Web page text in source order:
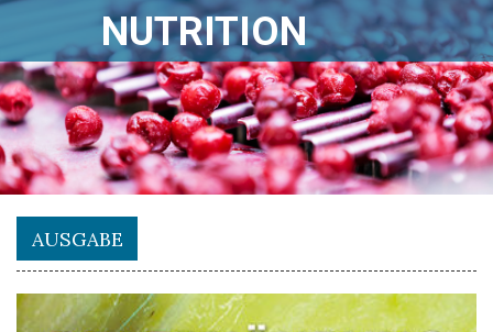
NUTRITION
AUSGABE